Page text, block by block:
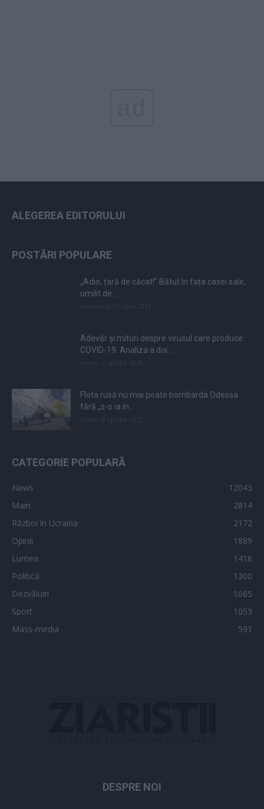
ALEGEREA EDITORULUI
POSTĂRI POPULARE
„Adio, țară de căcat!” Bătut în fața casei sale,
umilit de...
Adevăr și mituri despre virusul care produce
COVID-19. Analiza a doi...
Flota rusă nu mai poate bombarda Odessa
fără „s-o ia în...
CATEGORIE POPULARĂ
News
12043
Main
2814
Război în Ucraina
2172
Opinii
1889
Lumea
1416
Politică
1300
Dezvăluiri
1065
Sport
1053
Mass-media
591
DESPRE NOI